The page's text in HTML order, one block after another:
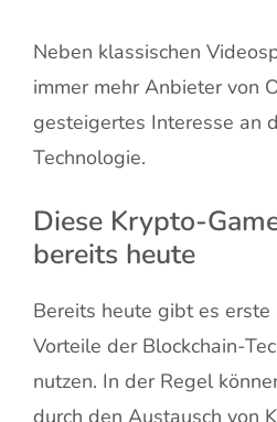
Neben klassischen
immer mehr Anbieter von
gesteigertes Interesse an
Technologie.
Diese Krypto-
bereits heute
Bereits heute gibt es erste
Vorteile der Blockchain-
nutzen. In der Regel
durch den Austausch von